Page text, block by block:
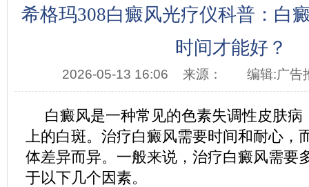
希格玛308白癜风光疗仪科普：白
时间才能好？
2026-05-13 16:06 来源： 编辑:广告
白癜风是一种常见的色素失调性皮肤病
上的白斑。治疗白癜风需要时间和耐心，
体差异而异。一般来说，治疗白癜风需要
于以下几个因素。